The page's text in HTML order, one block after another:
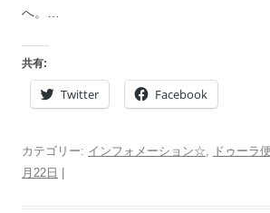
へ。…
共有:
Twitter Facebook
カテゴリー: インフォメーション☆, ドゥーラ
月22日